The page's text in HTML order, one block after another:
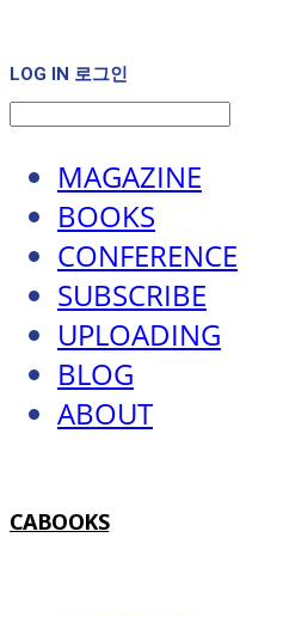
LOG IN 로그인
MAGAZINE
BOOKS
CONFERENCE
SUBSCRIBE
UPLOADING
BLOG
ABOUT
CABOOKS